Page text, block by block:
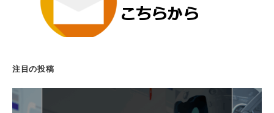
注目の投稿